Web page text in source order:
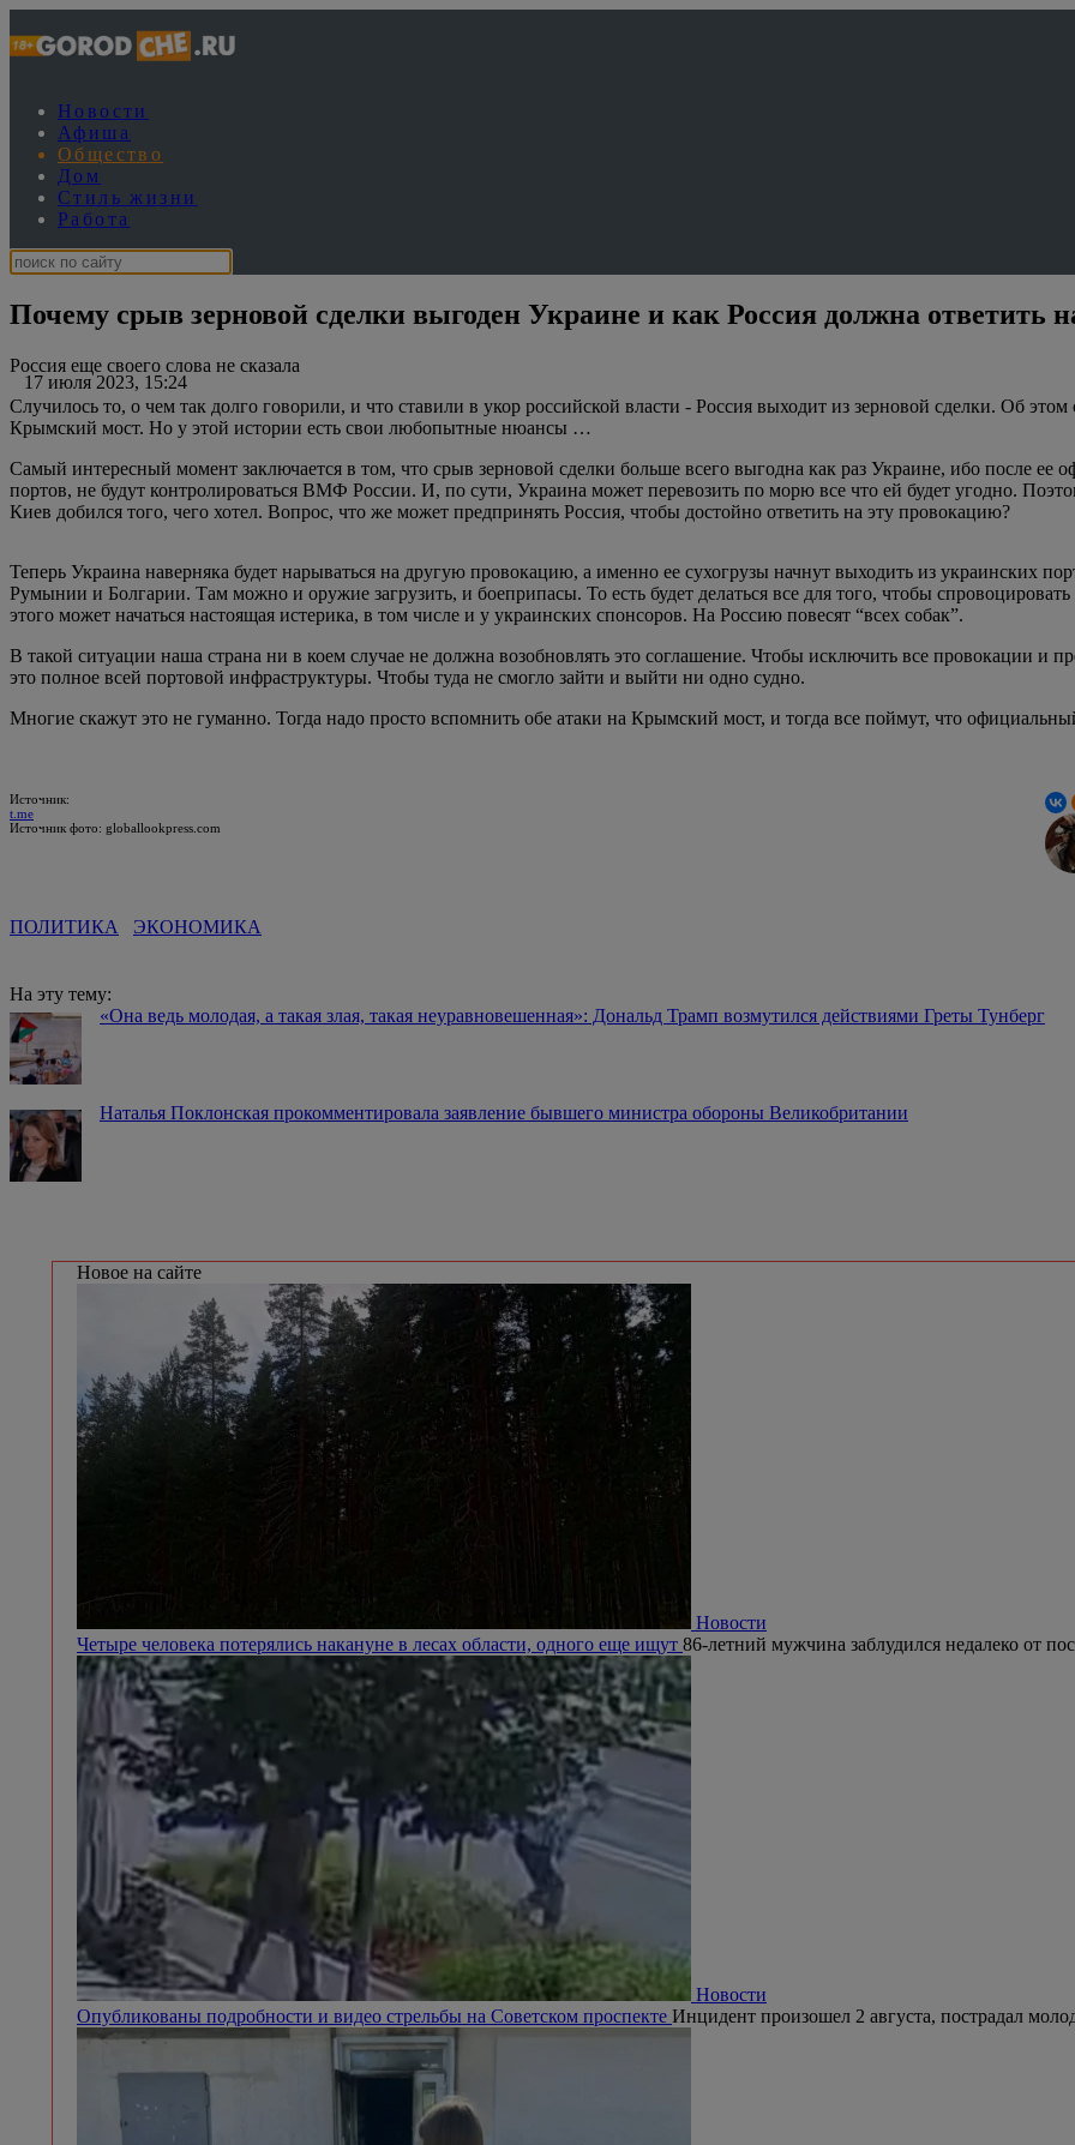
Новости
Афиша
Общество
Дом
Стиль жизни
Работа
Почему срыв зерновой сделки выгоден Украине и как Россия должна ответить
17 июля 2023, 15:24
Россия еще своего слова не сказала
Случилось то, о чем так долго говорили, и что ставили в укор российской власти - Россия выходит из зерновой сделки. Об
Крымский мост. Но у этой истории есть свои любопытные нюансы …
Самый интересный момент заключается в том, что срыв зерновой сделки больше всего выгодна как раз Украине, ибо после ее
портов, не будут контролироваться ВМФ России. И, по сути, Украина может перевозить по морю все что ей будет угодно.
Киев добился того, чего хотел. Вопрос, что же может предпринять Россия, чтобы достойно ответить на эту провокацию?
Теперь Украина наверняка будет нарываться на другую провокацию, а именно ее сухогрузы начнут выходить из украинских
Румынии и Болгарии. Там можно и оружие загрузить, и боеприпасы. То есть будет делаться все для того, чтобы
этого может начаться настоящая истерика, в том числе и у украинских спонсоров. На Россию повесят “всех собак”.
В такой ситуации наша страна ни в коем случае не должна возобновлять это соглашение. Чтобы исключить все провокации и
это полное всей портовой инфраструктуры. Чтобы туда не смогло зайти и выйти ни одно судно.
Многие скажут это не гуманно. Тогда надо просто вспомнить обе атаки на Крымский мост, и тогда все поймут, что
Источник:
t.me
Источник фото: globallookpress.com
ПОЛИТИКА ЭКОНОМИКА
На эту тему:
«Она ведь молодая, а такая злая, такая неуравновешенная»: Дональд Трамп возмутился действиями Греты Тунберг
Наталья Поклонская прокомментировала заявление бывшего министра обороны Великобритании
Новое на сайте
Новости
Четыре человека потерялись накануне в лесах области, одного еще ищут 86-летний мужчина заблудился недалеко от
Новости
Опубликованы подробности и видео стрельбы на Советском проспекте Инцидент произошел 2 августа, пострадал